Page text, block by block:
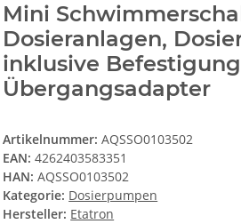
Mini
Dosieranlagen,
inklusive
Übergangsadapter
Artikelnummer:AQSSO0103502
EAN: 4262403583351
HAN: AQSSO0103502
Kategorie: Dosierpumpen
Hersteller: Etatron